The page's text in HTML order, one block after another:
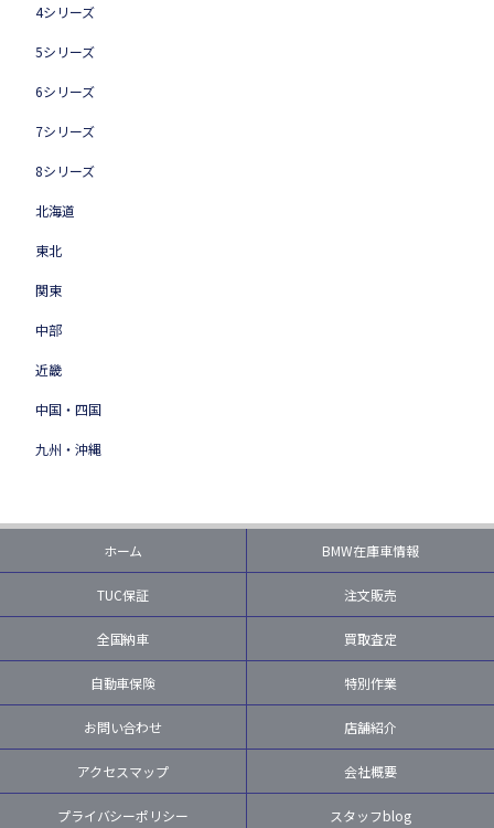
4シリーズ
5シリーズ
6シリーズ
7シリーズ
8シリーズ
北海道
東北
関東
中部
近畿
中国・四国
九州・沖縄
ホーム BMW在庫車情報
TUC保証 注文販売
全国納車 買取査定
自動車保険 特別作業
お問い合わせ 店舗紹介
アクセスマップ 会社概要
プライバシーポリシー スタッフblog